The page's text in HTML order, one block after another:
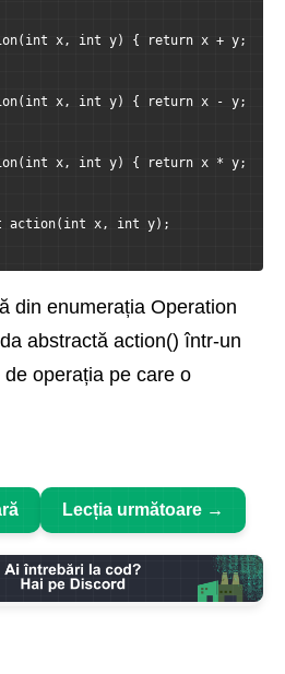
x, int y) { return x + y;
x, int y) { return x - y;
x, int y) { return x * y;
action(int x, int y);
din enumerația Operation
abstractă action() într-un
operația pe care o
Lecția următoare →